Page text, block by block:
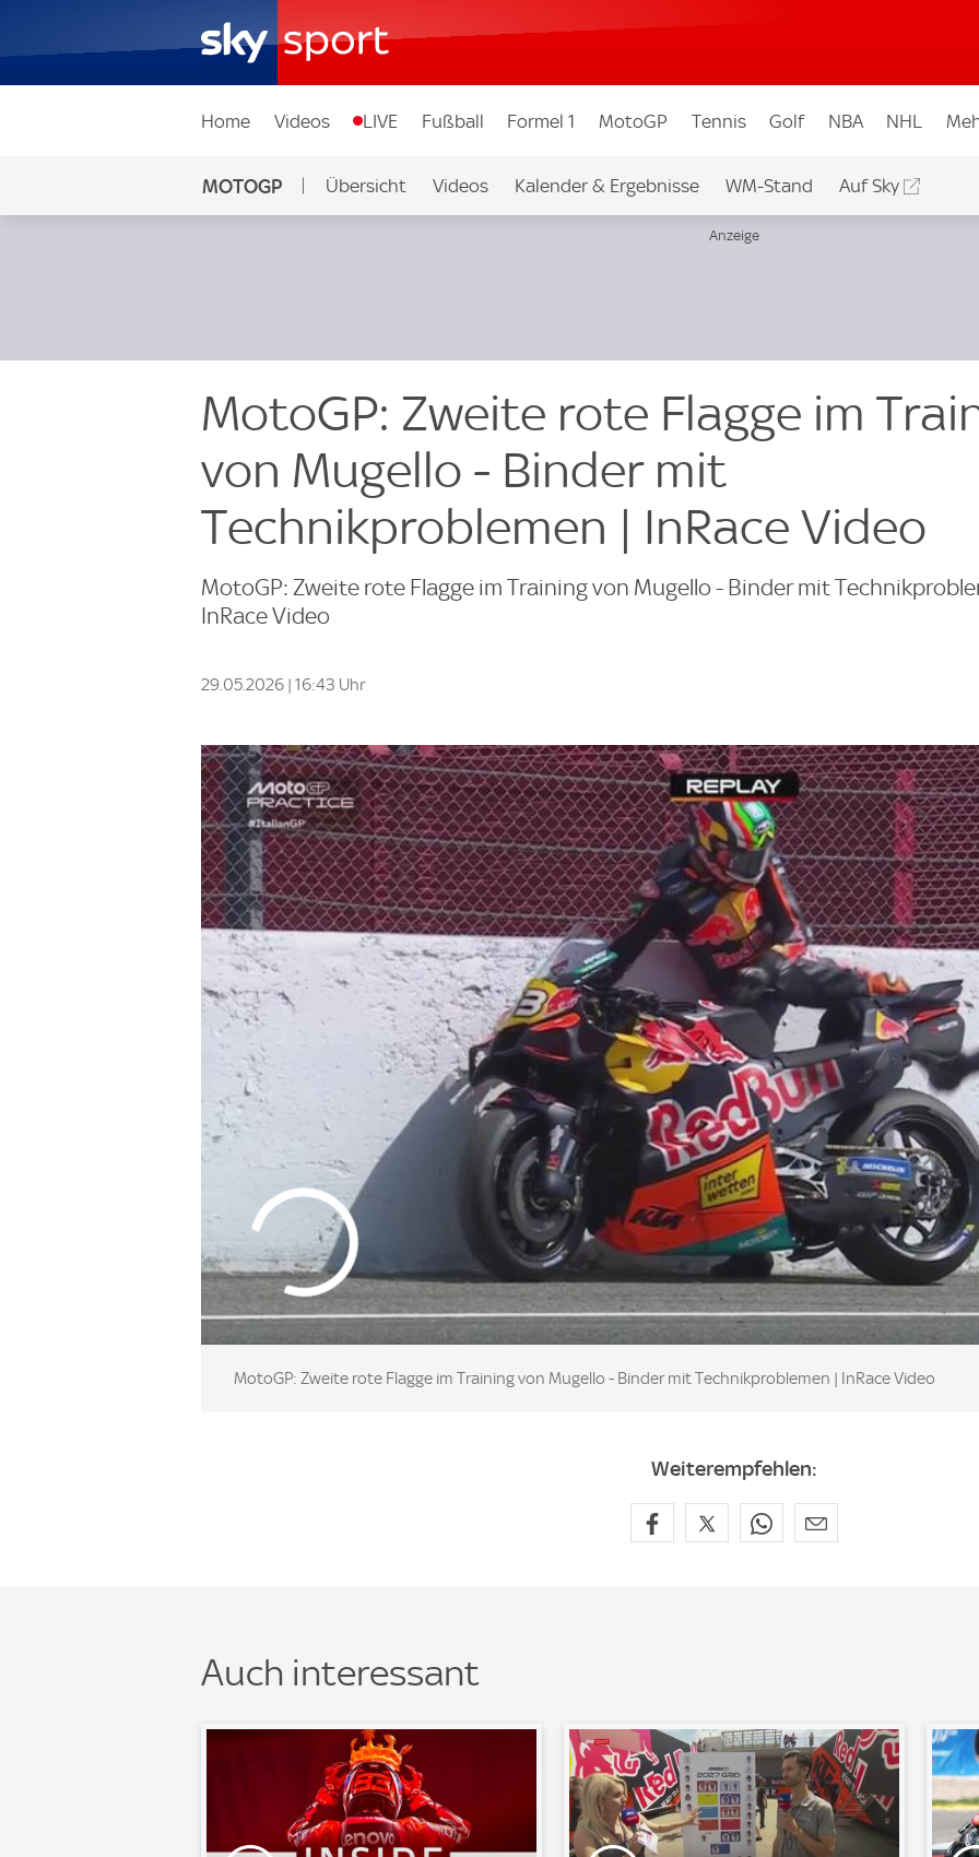
Home Videos LIVE Fußball Formel 1 MotoGP Tennis Golf NBA NHL
MOTOGP Übersicht Videos Kalender & Ergebnisse WM-Stand Auf Sky
MotoGP: Zweite rote Flagge im
von Mugello - Binder mit
Technikproblemen | InRace Video
MotoGP: Zweite rote Flagge im Training von Mugello - Binder mit
InRace Video
29.05.2026 | 16:43 Uhr
MotoGP: Zweite rote Flagge im Training von Mugello - Binder mit Technikproblemen | InRace Video
Weiterempfehlen:
Auch interessant